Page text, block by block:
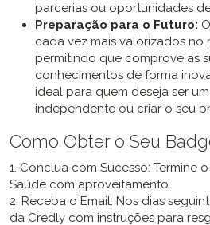
parcerias ou oportunidades
Preparação para o Futuro:
cada vez mais valorizados no
permitindo que comprove as
conhecimentos de forma
ideal para quem deseja ser
independente ou criar o seu
Como Obter o Seu
1. Conclua com Sucesso: Termine
Saúde com aproveitamento.
2. Receba o Email: Nos dias
da Credly com instruções para